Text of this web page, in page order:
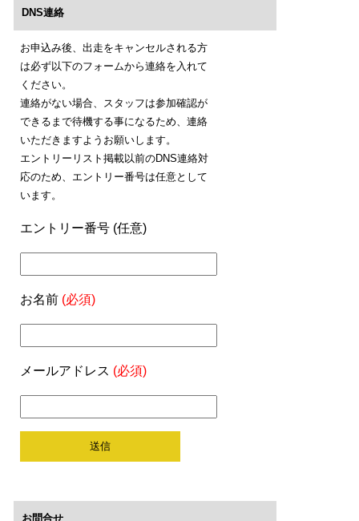
DNS連絡
お申込み後、出走をキャンセルされる方
は必ず以下のフォームから連絡を入れて
ください。
連絡がない場合、スタッフは参加確認が
できるまで待機する事になるため、連絡
いただきますようお願いします。
エントリーリスト掲載以前のDNS連絡対
応のため、エントリー番号は任意として
います。
エントリー番号 (任意)
お名前 (必須)
メールアドレス (必須)
お問合せ